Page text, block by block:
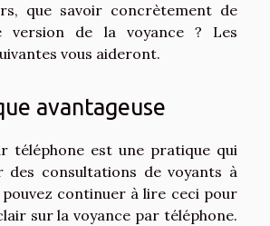
que savoir concrètement de
version de la voyance ? Les
vous aideront.
avantageuse
téléphone est une pratique qui
des consultations de voyants à
continuer à lire ceci pour
sur la voyance par téléphone.